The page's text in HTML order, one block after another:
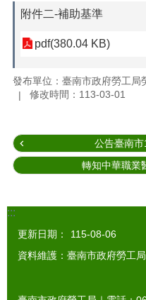
附件二-補助基準
pdf(380.04 KB)
發布單位：臺南市政府勞工局
修改時間：113-03-01
公告臺南
轉知中華職業
:::
更新日期：
115-08-06
資料維護：臺南市政府勞工局